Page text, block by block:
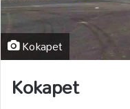
Kokapet
Kokapet